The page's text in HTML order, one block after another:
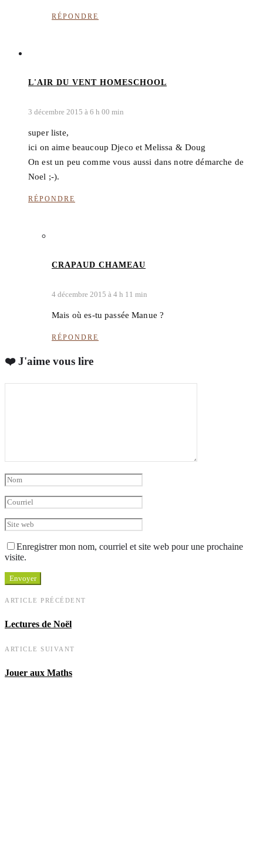
RÉPONDRE
L'AIR DU VENT HOMESCHOOL
3 décembre 2015 à 6 h 00 min
super liste,
ici on aime beaucoup Djeco et Melissa & Doug
On est un peu comme vous aussi dans notre démarche de
Noel ;-).
RÉPONDRE
CRAPAUD CHAMEAU
4 décembre 2015 à 4 h 11 min
Mais où es-tu passée Manue ?
RÉPONDRE
❤️ J'aime vous lire
Enregistrer mon nom, courriel et site web pour une prochaine
visite.
ARTICLE PRÉCÉDENT
Lectures de Noël
ARTICLE SUIVANT
Jouer aux Maths